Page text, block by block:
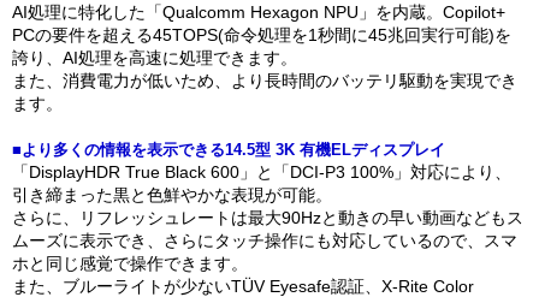
AI処理に特化した「Qualcomm Hexagon NPU」を内蔵。Copilot+
PCの要件を超える45TOPS(命令処理を1秒間に45兆回実行可能)を
誇り、AI処理を高速に処理できます。
また、消費電力が低いため、より長時間のバッテリ駆動を実現でき
ます。
■より多くの情報を表示できる14.5型 3K 有機ELディスプレイ
「DisplayHDR True Black 600」と「DCI-P3 100%」対応により、
引き締まった黒と色鮮やかな表現が可能。
さらに、リフレッシュレートは最大90Hzと動きの早い動画などもス
ムーズに表示でき、さらにタッチ操作にも対応しているので、スマ
ホと同じ感覚で操作できます。
また、ブルーライトが少ないTÜV Eyesafe認証、X-Rite Color